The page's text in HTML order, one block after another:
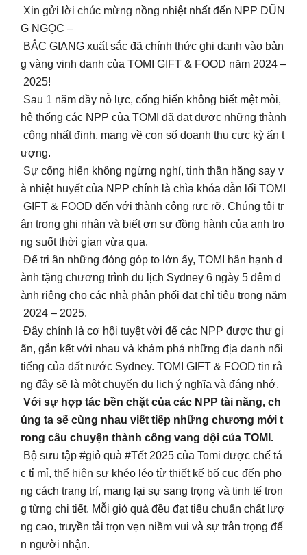
Xin gửi lời chúc mừng nồng nhiệt nhất đến NPP DŨN
G NGỌC –
BẮC GIANG xuất sắc đã chính thức ghi danh vào bản
g vàng vinh danh của TOMI GIFT & FOOD năm 2024 –
2025!
Sau 1 năm đầy nỗ lực, cống hiến không biết mệt mỏi,
hệ thống các NPP của TOMI đã đạt được những thành
công nhất định, mang về con số doanh thu cực kỳ ấn t
ượng.
Sự cống hiến không ngừng nghỉ, tinh thần hăng say v
à nhiệt huyết của NPP chính là chìa khóa dẫn lối TOMI
GIFT & FOOD đến với thành công rực rỡ. Chúng tôi tr
ân trọng ghi nhận và biết ơn sự đồng hành của anh tro
ng suốt thời gian vừa qua.
Để tri ân những đóng góp to lớn ấy, TOMI hân hạnh d
ành tặng chương trình du lịch Sydney 6 ngày 5 đêm d
ành riêng cho các nhà phân phối đạt chỉ tiêu trong năm
2024 – 2025.
Đây chính là cơ hội tuyệt vời để các NPP được thư gi
ãn, gắn kết với nhau và khám phá những địa danh nổi
tiếng của đất nước Sydney. TOMI GIFT & FOOD tin rằ
ng đây sẽ là một chuyến du lịch ý nghĩa và đáng nhớ.
Với sự hợp tác bền chặt của các NPP tài năng, ch
úng ta sẽ cùng nhau viết tiếp những chương mới t
rong câu chuyện thành công vang dội của TOMI.
Bộ sưu tập #giỏ quà #Tết 2025 của Tomi được chế tá
c tỉ mỉ, thể hiện sự khéo léo từ thiết kế bố cục đến pho
ng cách trang trí, mang lại sự sang trọng và tinh tế tron
g từng chi tiết. Mỗi giỏ quà đều đạt tiêu chuẩn chất lượ
ng cao, truyền tải trọn vẹn niềm vui và sự trân trọng đế
n người nhận.